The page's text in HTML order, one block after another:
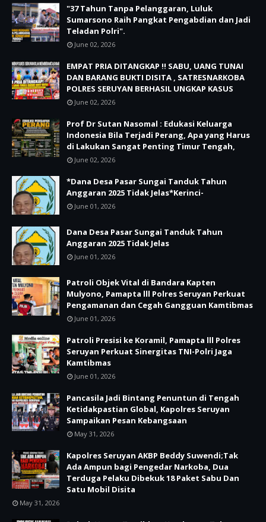
"37 Tahun Tanpa Pelanggaran, Luluk
Sumarsono Raih Pangkat Pengabdian dan Jadi
Teladan Polri".
June 02, 2026
EMPAT PRIA DITANGKAP !! SABU, UANG TUNAI
DAN BARANG BUKTI DISITA , SATRESNARKOBA
POLRES SERUYAN BERHASIL UNGKAP KASUS
June 02, 2026
Prof Dr Sutan Nasomal : Edukasi Keluarga
Indonesia Bila Terjadi Perang, Apa yang Harus
di Lakukan Sangat Penting Timur Tengah,
June 02, 2026
*Dana Desa Pasar Sungai Tanduk Tahun
Anggaran 2025 Tidak Jelas*Kerinci-
June 01, 2026
Dana Desa Pasar Sungai Tanduk Tahun
Anggaran 2025 Tidak Jelas
June 01, 2026
Patroli Objek Vital di Bandara Kapten
Mulyono, Pamapta lll Polres Seruyan Perkuat
Pengamanan dan Cegah Gangguan Kamtibmas
June 01, 2026
Patroli Presisi ke Koramil, Pamapta lll Polres
Seruyan Perkuat Sinergitas TNI-Polri Jaga
Kamtibmas
June 01, 2026
Pancasila Jadi Bintang Penuntun di Tengah
Ketidakpastian Global, Kapolres Seruyan
Sampaikan Pesan Kebangsaan
May 31, 2026
Kapolres Seruyan AKBP Beddy Suwendi;Tak
Ada Ampun bagi Pengedar Narkoba, Dua
Terduga Pelaku Dibekuk 18 Paket Sabu Dan
Satu Mobil Disita
May 31, 2026